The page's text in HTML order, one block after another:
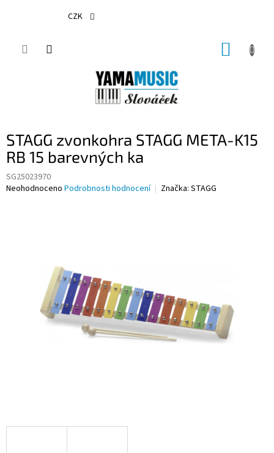
CZK
STAGG zvonkohra STAGG META-K15
RB 15 barevných ka
SG25023970
Průměrné
Neohodnoceno Podrobnosti hodnocení Značka: STAGG